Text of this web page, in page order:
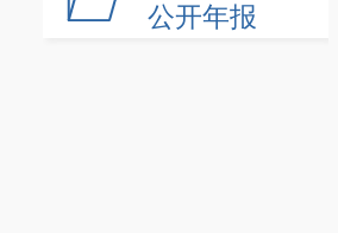
公开年报